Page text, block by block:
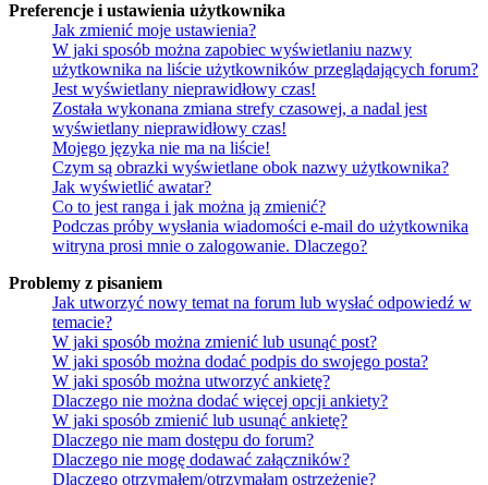
Preferencje i ustawienia użytkownika
Jak zmienić moje ustawienia?
W jaki sposób można zapobiec wyświetlaniu nazwy
użytkownika na liście użytkowników przeglądających forum?
Jest wyświetlany nieprawidłowy czas!
Została wykonana zmiana strefy czasowej, a nadal jest
wyświetlany nieprawidłowy czas!
Mojego języka nie ma na liście!
Czym są obrazki wyświetlane obok nazwy użytkownika?
Jak wyświetlić awatar?
Co to jest ranga i jak można ją zmienić?
Podczas próby wysłania wiadomości e-mail do użytkownika
witryna prosi mnie o zalogowanie. Dlaczego?
Problemy z pisaniem
Jak utworzyć nowy temat na forum lub wysłać odpowiedź w
temacie?
W jaki sposób można zmienić lub usunąć post?
W jaki sposób można dodać podpis do swojego posta?
W jaki sposób można utworzyć ankietę?
Dlaczego nie można dodać więcej opcji ankiety?
W jaki sposób zmienić lub usunąć ankietę?
Dlaczego nie mam dostępu do forum?
Dlaczego nie mogę dodawać załączników?
Dlaczego otrzymałem/otrzymałam ostrzeżenie?